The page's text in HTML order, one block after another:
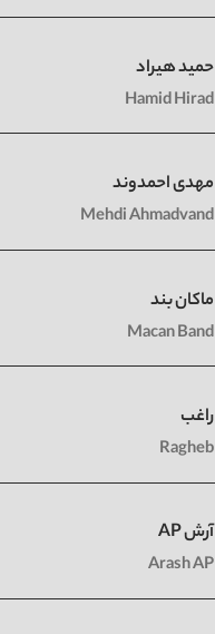
حمید هیراد
Hamid Hirad
مهدی احمدوند
Mehdi Ahmadvand
ماکان بند
Macan Band
راغب
Ragheb
آرش AP
Arash AP